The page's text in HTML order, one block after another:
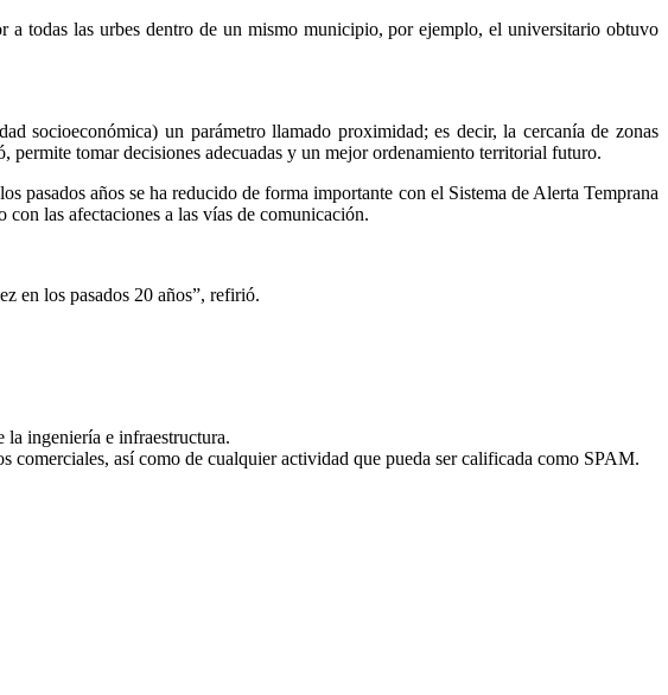
a todas las urbes dentro de un mismo municipio, por ejemplo, el universitario obtuvo
socioeconómica) un parámetro llamado proximidad; es decir, la cercanía de zonas
permite tomar decisiones adecuadas y un mejor ordenamiento territorial futuro.
pasados años se ha reducido de forma importante con el Sistema de Alerta Temprana
las afectaciones a las vías de comunicación.
en los pasados 20 años”, refirió.
ingeniería e infraestructura.
así como de cualquier actividad que pueda ser calificada como SPAM.